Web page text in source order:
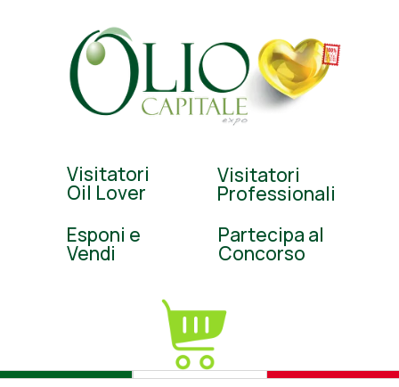
Esponi e
Vendi
Partecipa al
Concorso
Visitatori
Oil Lover
Visitatori
Professionali